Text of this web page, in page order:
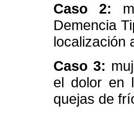
Caso 2:
Demencia
localización
Caso 3:
el dolor en
quejas de